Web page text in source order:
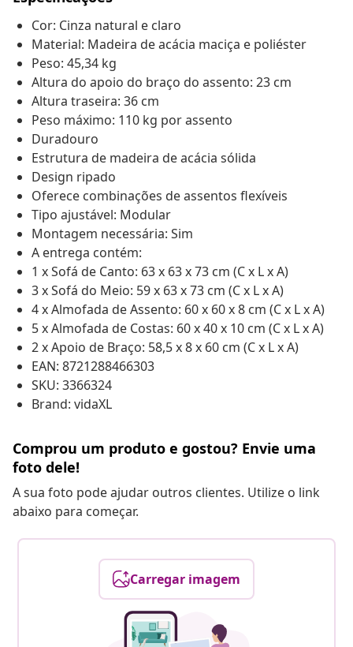
Cor: Cinza natural e claro
Material: Madeira de acácia maciça e poliéster
Peso: 45,34 kg
Altura do apoio do braço do assento: 23 cm
Altura traseira: 36 cm
Peso máximo: 110 kg por assento
Duradouro
Estrutura de madeira de acácia sólida
Design ripado
Oferece combinações de assentos flexíveis
Tipo ajustável: Modular
Montagem necessária: Sim
A entrega contém:
1 x Sofá de Canto: 63 x 63 x 73 cm (C x L x A)
3 x Sofá do Meio: 59 x 63 x 73 cm (C x L x A)
4 x Almofada de Assento: 60 x 60 x 8 cm (C x L x A)
5 x Almofada de Costas: 60 x 40 x 10 cm (C x L x A)
2 x Apoio de Braço: 58,5 x 8 x 60 cm (C x L x A)
EAN: 8721288466303
SKU: 3366324
Brand: vidaXL
Comprou um produto e gostou? Envie uma
foto dele!
A sua foto pode ajudar outros clientes. Utilize o link
abaixo para começar.
Carregar imagem